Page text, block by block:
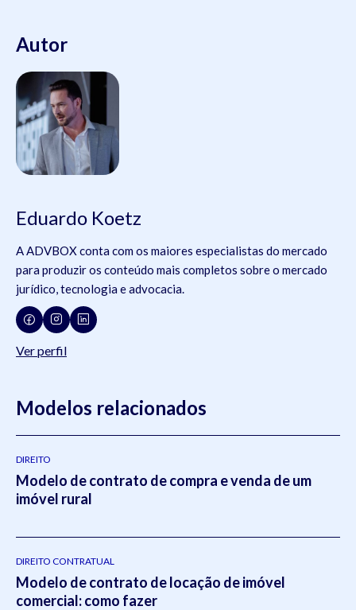
Autor
Eduardo Koetz
A ADVBOX conta com os maiores especialistas do mercado
para produzir os conteúdo mais completos sobre o mercado
jurídico, tecnologia e advocacia.
Ver perfil
Modelos relacionados
DIREITO
Modelo de contrato de compra e venda de um
imóvel rural
DIREITO CONTRATUAL
Modelo de contrato de locação de imóvel
comercial: como fazer